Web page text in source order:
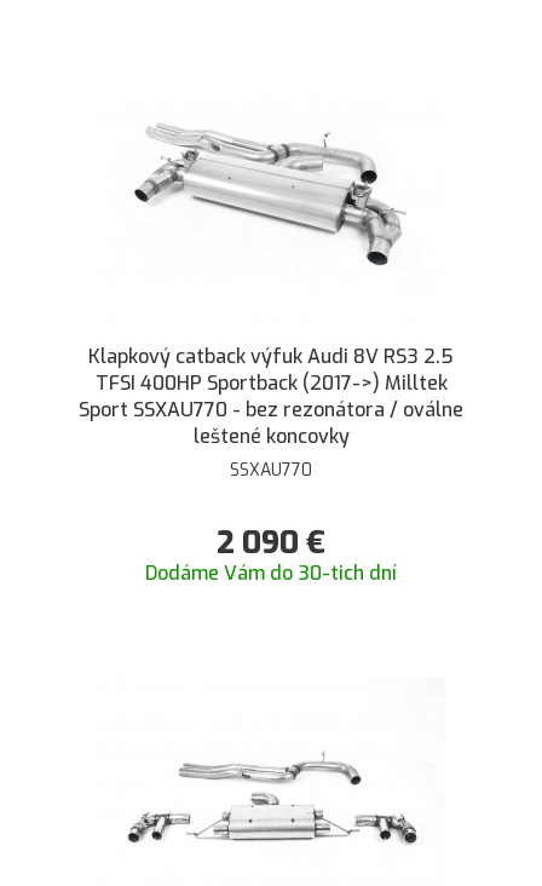
Klapkový catback výfuk Audi 8V RS3 2.5
TFSI 400HP Sportback (2017->) Milltek
Sport SSXAU770 - bez rezonátora / oválne
leštené koncovky
SSXAU770
2 090 €
Dodáme Vám do 30-tich dní